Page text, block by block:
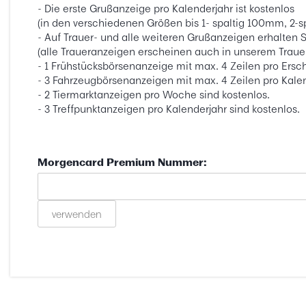
- Die erste Grußanzeige pro Kalenderjahr ist kostenlos
(in den verschiedenen Größen bis 1- spaltig 100mm,
- Auf Trauer- und alle weiteren Grußanzeigen erhalten
(alle Traueranzeigen erscheinen auch in unserem
- 1 Frühstücksbörsenanzeige mit max. 4 Zeilen pro
- 3 Fahrzeugbörsenanzeigen mit max. 4 Zeilen pro
- 2 Tiermarktanzeigen pro Woche sind kostenlos.
- 3 Treffpunktanzeigen pro Kalenderjahr sind kostenlos.
Morgencard Premium Nummer:
verwenden